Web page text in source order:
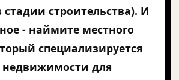
стадии строительства). И
- наймите местного
специализируется
для